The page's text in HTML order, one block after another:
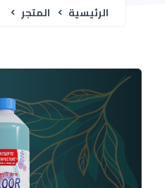
الرئيسية المتجر